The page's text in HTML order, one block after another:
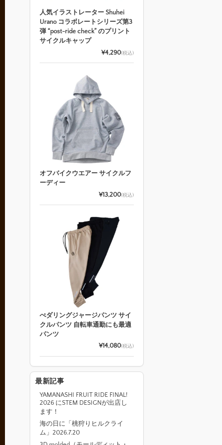
人気イラストレーター Shuhei
Urano コラボレートシリーズ第3
弾 “post-ride check” のプリント
サイクルキャップ
¥4,290(税込)
オフバイクウエアー サイクルフ
ーディー
¥13,200(税込)
ぺダリングジャージパンツ サイ
クルパンツ 自転車通勤にも最適
パンツ
¥14,080(税込)
最新記事
YAMANASHI FRUIT RIDE FINAL!
2026 にSTEM DESIGNが出店し
ます！
海の日に「桃狩りヒルクライ
ム」2026.7.20